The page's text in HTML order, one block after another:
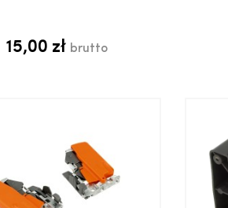
15,00 zł brutto